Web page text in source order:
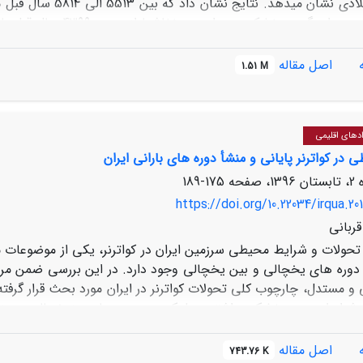
قبل دارای آب و
آب و هوایی سده­ی میانی (
یعنی در حدود 380 الی 191 سال قبل منطبق با عصر یخبندان کوچک (
اصل مقاله 1.51 M
اقلیمی
کواترنر پایانی و منشأ دوره های بارانی ایران
175-189
https://doi.org/10.22034/
تحولات و شرایط محیطی سرزمین ایران در کواترنر، یکی از
های یخچالی و بین یخچالی وجود دارد. در این بررسی ضمن
مستدل، چارچوب کلی تحولات کواترنر در ایران مورد بحث قرار
شرایط سرد و خشکی داشته و بلعکس در دوره­های بین­یخچالی و
در رابطه با هولوسن نشان می­دهد که از آغاز تا میانه آن،
و تقویت و تشدید شرایط مرطوب آن توسط جریان­های غربی طی
اصل مقاله 743.76 K